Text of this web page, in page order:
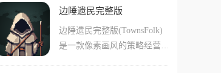
治愈的家园建造完美结合，你
电、开垦农田，甚至在赛季制
的公会战中攻占神庙，成就你
园园长，从零开始设计、建造
和运营自己的动物园。需要建
造展馆、铺设路径、种植植
边陲遗民完整版
边陲遗民完整版(TownsFolk)
是一款像素画风的策略经营模